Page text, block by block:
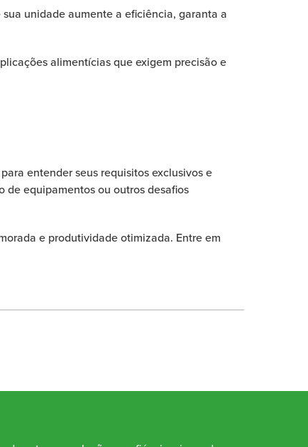
unidade aumente a eficiência, garanta a
alimentícias que exigem precisão e
entender seus requisitos exclusivos e
de equipamentos ou outros desafios
e produtividade otimizada. Entre em